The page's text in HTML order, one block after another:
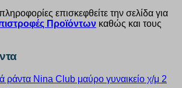
επισκεφθείτε την σελίδα για
Προϊόντων καθώς και τους